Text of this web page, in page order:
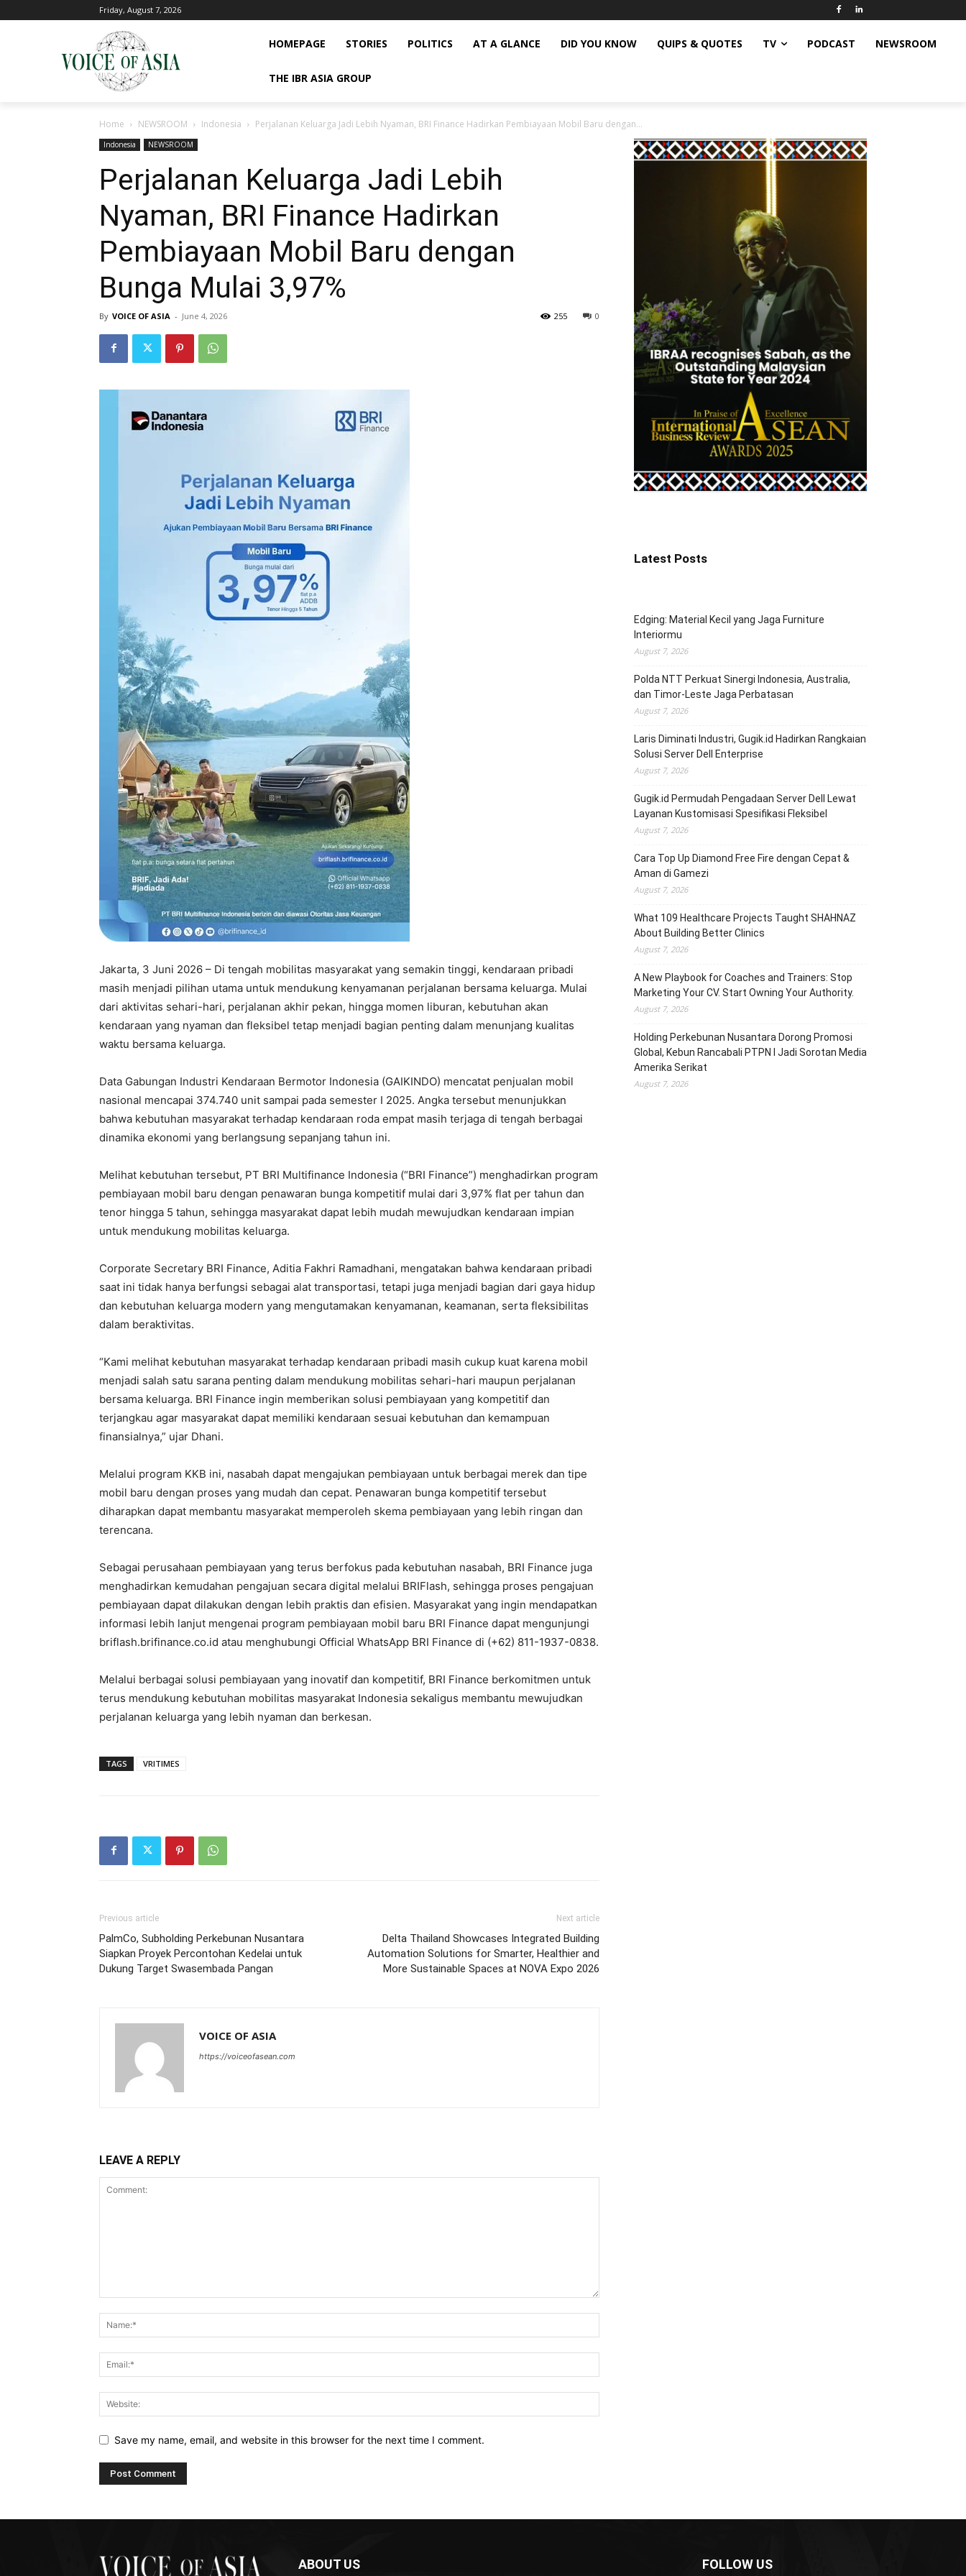
Friday, August 7, 2026
HOMEPAGE STORIES POLITICS AT A GLANCE DID YOU KNOW QUIPS & QUOTES TV PODCAST NEWSROOM
THE IBR ASIA GROUP
Home NEWSROOM Indonesia Perjalanan Keluarga Jadi Lebih Nyaman, BRI Finance Hadirkan Pembiayaan Mobil Baru dengan...
Indonesia NEWSROOM
Perjalanan Keluarga Jadi Lebih
Nyaman, BRI Finance Hadirkan
Pembiayaan Mobil Baru dengan
Bunga Mulai 3,97%
By VOICE OF ASIA - June 4, 2026 0
255
Jakarta, 3 Juni 2026 – Di tengah mobilitas masyarakat yang semakin tinggi, kendaraan pribadi
masih menjadi pilihan utama untuk mendukung kenyamanan perjalanan bersama keluarga. Mulai
dari aktivitas sehari-hari, perjalanan akhir pekan, hingga momen liburan, kebutuhan akan
kendaraan yang nyaman dan fleksibel tetap menjadi bagian penting dalam menunjang kualitas
waktu bersama keluarga.
Data Gabungan Industri Kendaraan Bermotor Indonesia (GAIKINDO) mencatat penjualan mobil
nasional mencapai 374.740 unit sampai pada semester I 2025. Angka tersebut menunjukkan
bahwa kebutuhan masyarakat terhadap kendaraan roda empat masih terjaga di tengah berbagai
dinamika ekonomi yang berlangsung sepanjang tahun ini.
Melihat kebutuhan tersebut, PT BRI Multifinance Indonesia (“BRI Finance”) menghadirkan program
pembiayaan mobil baru dengan penawaran bunga kompetitif mulai dari 3,97% flat per tahun dan
tenor hingga 5 tahun, sehingga masyarakat dapat lebih mudah mewujudkan kendaraan impian
untuk mendukung mobilitas keluarga.
Corporate Secretary BRI Finance, Aditia Fakhri Ramadhani, mengatakan bahwa kendaraan pribadi
saat ini tidak hanya berfungsi sebagai alat transportasi, tetapi juga menjadi bagian dari gaya hidup
dan kebutuhan keluarga modern yang mengutamakan kenyamanan, keamanan, serta fleksibilitas
dalam beraktivitas.
“Kami melihat kebutuhan masyarakat terhadap kendaraan pribadi masih cukup kuat karena mobil
menjadi salah satu sarana penting dalam mendukung mobilitas sehari-hari maupun perjalanan
bersama keluarga. BRI Finance ingin memberikan solusi pembiayaan yang kompetitif dan
terjangkau agar masyarakat dapat memiliki kendaraan sesuai kebutuhan dan kemampuan
finansialnya,” ujar Dhani.
Melalui program KKB ini, nasabah dapat mengajukan pembiayaan untuk berbagai merek dan tipe
mobil baru dengan proses yang mudah dan cepat. Penawaran bunga kompetitif tersebut
diharapkan dapat membantu masyarakat memperoleh skema pembiayaan yang lebih ringan dan
terencana.
Sebagai perusahaan pembiayaan yang terus berfokus pada kebutuhan nasabah, BRI Finance juga
menghadirkan kemudahan pengajuan secara digital melalui BRIFlash, sehingga proses pengajuan
pembiayaan dapat dilakukan dengan lebih praktis dan efisien. Masyarakat yang ingin mendapatkan
informasi lebih lanjut mengenai program pembiayaan mobil baru BRI Finance dapat mengunjungi
briflash.brifinance.co.id atau menghubungi Official WhatsApp BRI Finance di (+62) 811-1937-0838.
Melalui berbagai solusi pembiayaan yang inovatif dan kompetitif, BRI Finance berkomitmen untuk
terus mendukung kebutuhan mobilitas masyarakat Indonesia sekaligus membantu mewujudkan
perjalanan keluarga yang lebih nyaman dan berkesan.
TAGS VRITIMES
Previous article
PalmCo, Subholding Perkebunan Nusantara
Siapkan Proyek Percontohan Kedelai untuk
Dukung Target Swasembada Pangan
Next article
Delta Thailand Showcases Integrated Building
Automation Solutions for Smarter, Healthier and
More Sustainable Spaces at NOVA Expo 2026
VOICE OF ASIA
https://voiceofasean.com
LEAVE A REPLY
Save my name, email, and website in this browser for the next time I comment.
Latest Posts
Edging: Material Kecil yang Jaga Furniture
Interiormu
August 7, 2026
Polda NTT Perkuat Sinergi Indonesia, Australia,
dan Timor-Leste Jaga Perbatasan
August 7, 2026
Laris Diminati Industri, Gugik.id Hadirkan Rangkaian
Solusi Server Dell Enterprise
August 7, 2026
Gugik.id Permudah Pengadaan Server Dell Lewat
Layanan Kustomisasi Spesifikasi Fleksibel
August 7, 2026
Cara Top Up Diamond Free Fire dengan Cepat &
Aman di Gamezi
August 7, 2026
What 109 Healthcare Projects Taught SHAHNAZ
About Building Better Clinics
August 7, 2026
A New Playbook for Coaches and Trainers: Stop
Marketing Your CV. Start Owning Your Authority.
August 7, 2026
Holding Perkebunan Nusantara Dorong Promosi
Global, Kebun Rancabali PTPN I Jadi Sorotan Media
Amerika Serikat
August 7, 2026
ABOUT US FOLLOW US